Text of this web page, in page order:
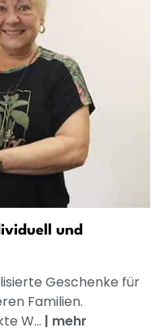
und
Geschenke für
Familien.
W... | mehr